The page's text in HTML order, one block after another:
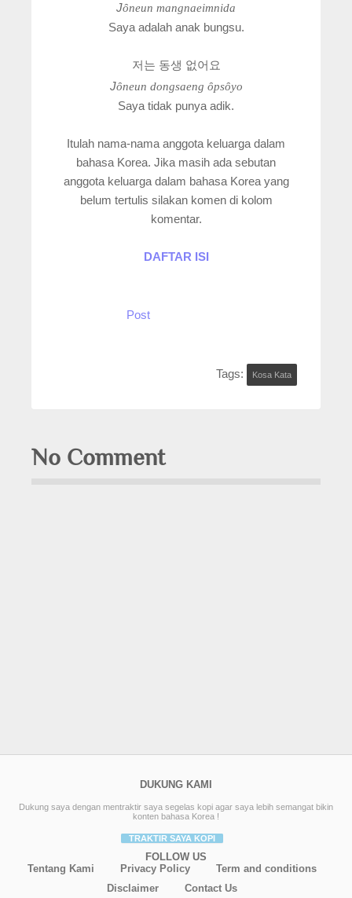
Jȏneun mangnaeimnida
Saya adalah anak bungsu.
저는 동생 없어요
Jȏneun dongsaeng ȏpsȏyo
Saya tidak punya adik.
Itulah nama-nama anggota keluarga dalam
bahasa Korea. Jika masih ada sebutan
anggota keluarga dalam bahasa Korea yang
belum tertulis silakan komen di kolom
komentar.
DAFTAR ISI
Post
Tags: Kosa Kata
No Comment
DUKUNG KAMI
Dukung saya dengan mentraktir saya segelas kopi agar saya lebih semangat bikin
konten bahasa Korea !
TRAKTIR SAYA KOPI
FOLLOW US
Tentang Kami
Privacy Policy
Term and conditions
Disclaimer
Contact Us